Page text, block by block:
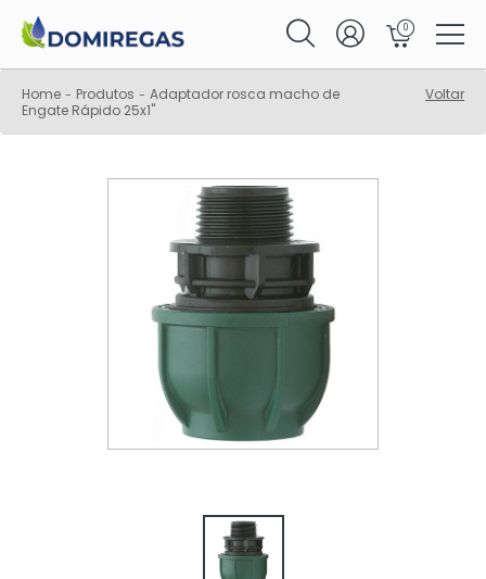
0
Home - Produtos - Adaptador rosca macho de
Engate Rápido 25x1"
Voltar